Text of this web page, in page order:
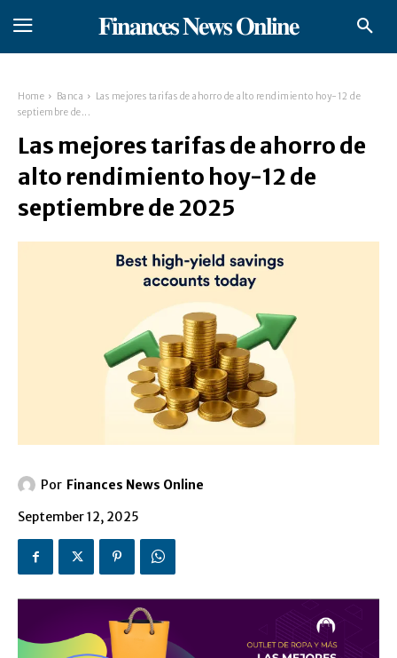
𝐅𝐢𝐧𝐚𝐧𝐜𝐞𝐬 𝐍𝐞𝐰𝐬 𝐎𝐧𝐥𝐢𝐧𝐞
Home Banca
Las mejores tarifas de ahorro de alto rendimiento hoy-12 de
septiembre de...
Las mejores tarifas de ahorro de
alto rendimiento hoy-12 de
septiembre de 2025
Por Finances News Online
September 12, 2025